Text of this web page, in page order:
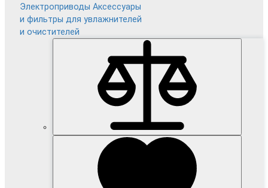
Электроприводы Аксессуары
и фильтры для увлажнителей
и очистителей